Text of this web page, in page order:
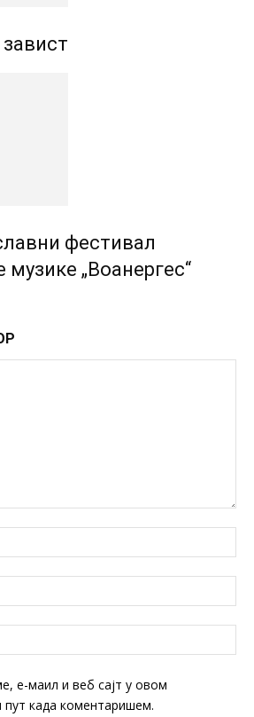
фестивал
музике „Воанергес“
е-маил и веб сајт у овом
пут када коментаришем.